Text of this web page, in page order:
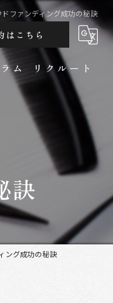
ファンディング成功の秘訣
はこちら
ム リクルート
訣
ング成功の秘訣